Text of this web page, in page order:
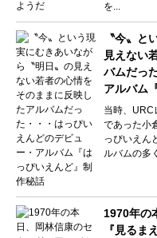
を...
〝今〟と
見えない
バムだっ
アルバム
当時、URC
であった小
っぴいえん
ルバムの多
1970年の
『見るま